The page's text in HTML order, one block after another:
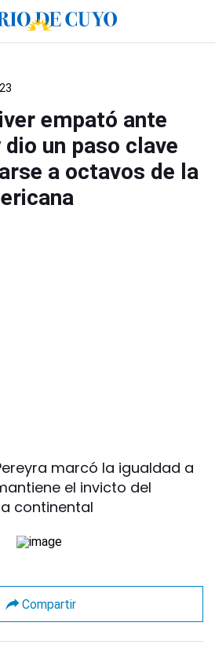
empató ante
un paso clave
a octavos de la
marcó la igualdad a
el invicto del
continental
Compartir